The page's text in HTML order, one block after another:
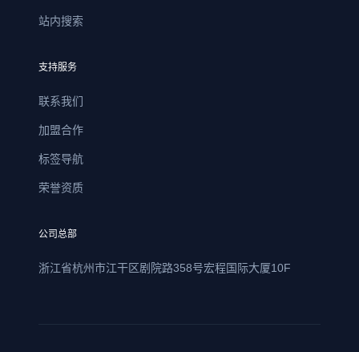
站内搜索
支持服务
联系我们
加盟合作
标签导航
荣誉资质
公司总部
浙江省杭州市江干区剧院路358号宏程国际大厦10F